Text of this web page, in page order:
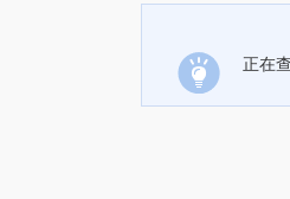
正在